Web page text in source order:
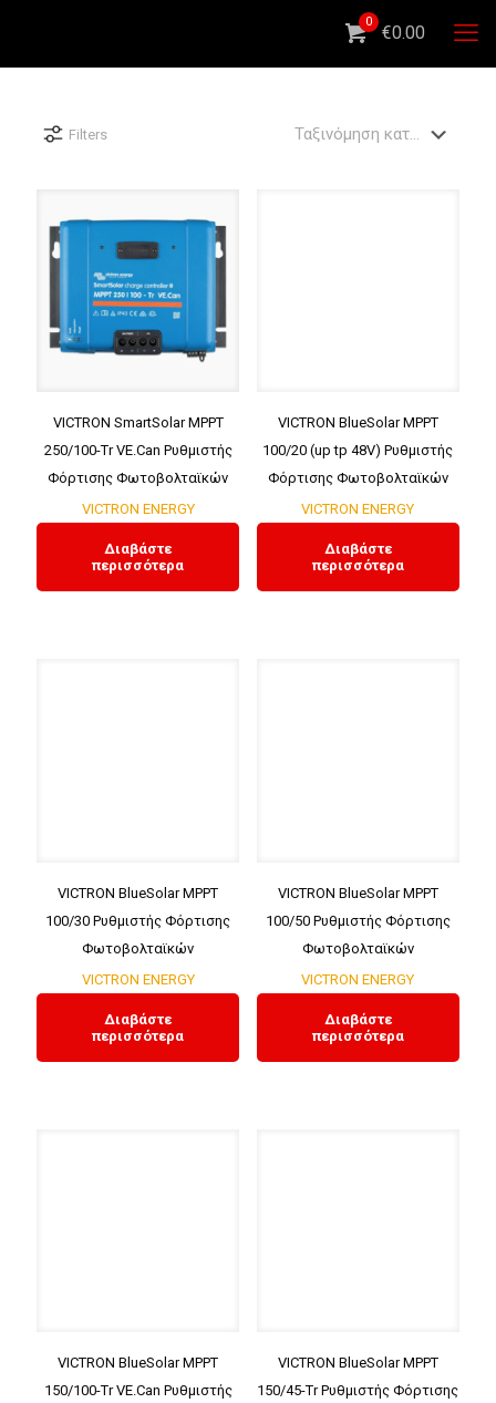
0
€0.00
Filters
VICTRON SmartSolar MPPT
250/100-Tr VE.Can Ρυθμιστής
Φόρτισης Φωτοβολταϊκών
VICTRON ENERGY
Διαβάστε
περισσότερα
VICTRON BlueSolar MPPT
100/20 (up tp 48V) Ρυθμιστής
Φόρτισης Φωτοβολταϊκών
VICTRON ENERGY
Διαβάστε
περισσότερα
VICTRON BlueSolar MPPT
100/30 Ρυθμιστής Φόρτισης
Φωτοβολταϊκών
VICTRON ENERGY
Διαβάστε
περισσότερα
VICTRON BlueSolar MPPT
100/50 Ρυθμιστής Φόρτισης
Φωτοβολταϊκών
VICTRON ENERGY
Διαβάστε
περισσότερα
VICTRON BlueSolar MPPT
150/100-Tr VE.Can Ρυθμιστής
VICTRON BlueSolar MPPT
150/45-Tr Ρυθμιστής Φόρτισης